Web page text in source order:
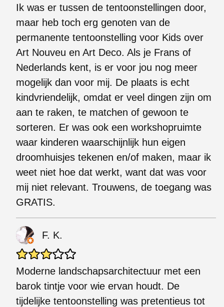
Ik was er tussen de tentoonstellingen door,
maar heb toch erg genoten van de
permanente tentoonstelling voor Kids over
Art Nouveu en Art Deco. Als je Frans of
Nederlands kent, is er voor jou nog meer
mogelijk dan voor mij. De plaats is echt
kindvriendelijk, omdat er veel dingen zijn om
aan te raken, te matchen of gewoon te
sorteren. Er was ook een workshopruimte
waar kinderen waarschijnlijk hun eigen
droomhuisjes tekenen en/of maken, maar ik
weet niet hoe dat werkt, want dat was voor
mij niet relevant. Trouwens, de toegang was
GRATIS.
F. K.
Moderne landschapsarchitectuur met een
barok tintje voor wie ervan houdt. De
tijdelijke tentoonstelling was pretentieus tot